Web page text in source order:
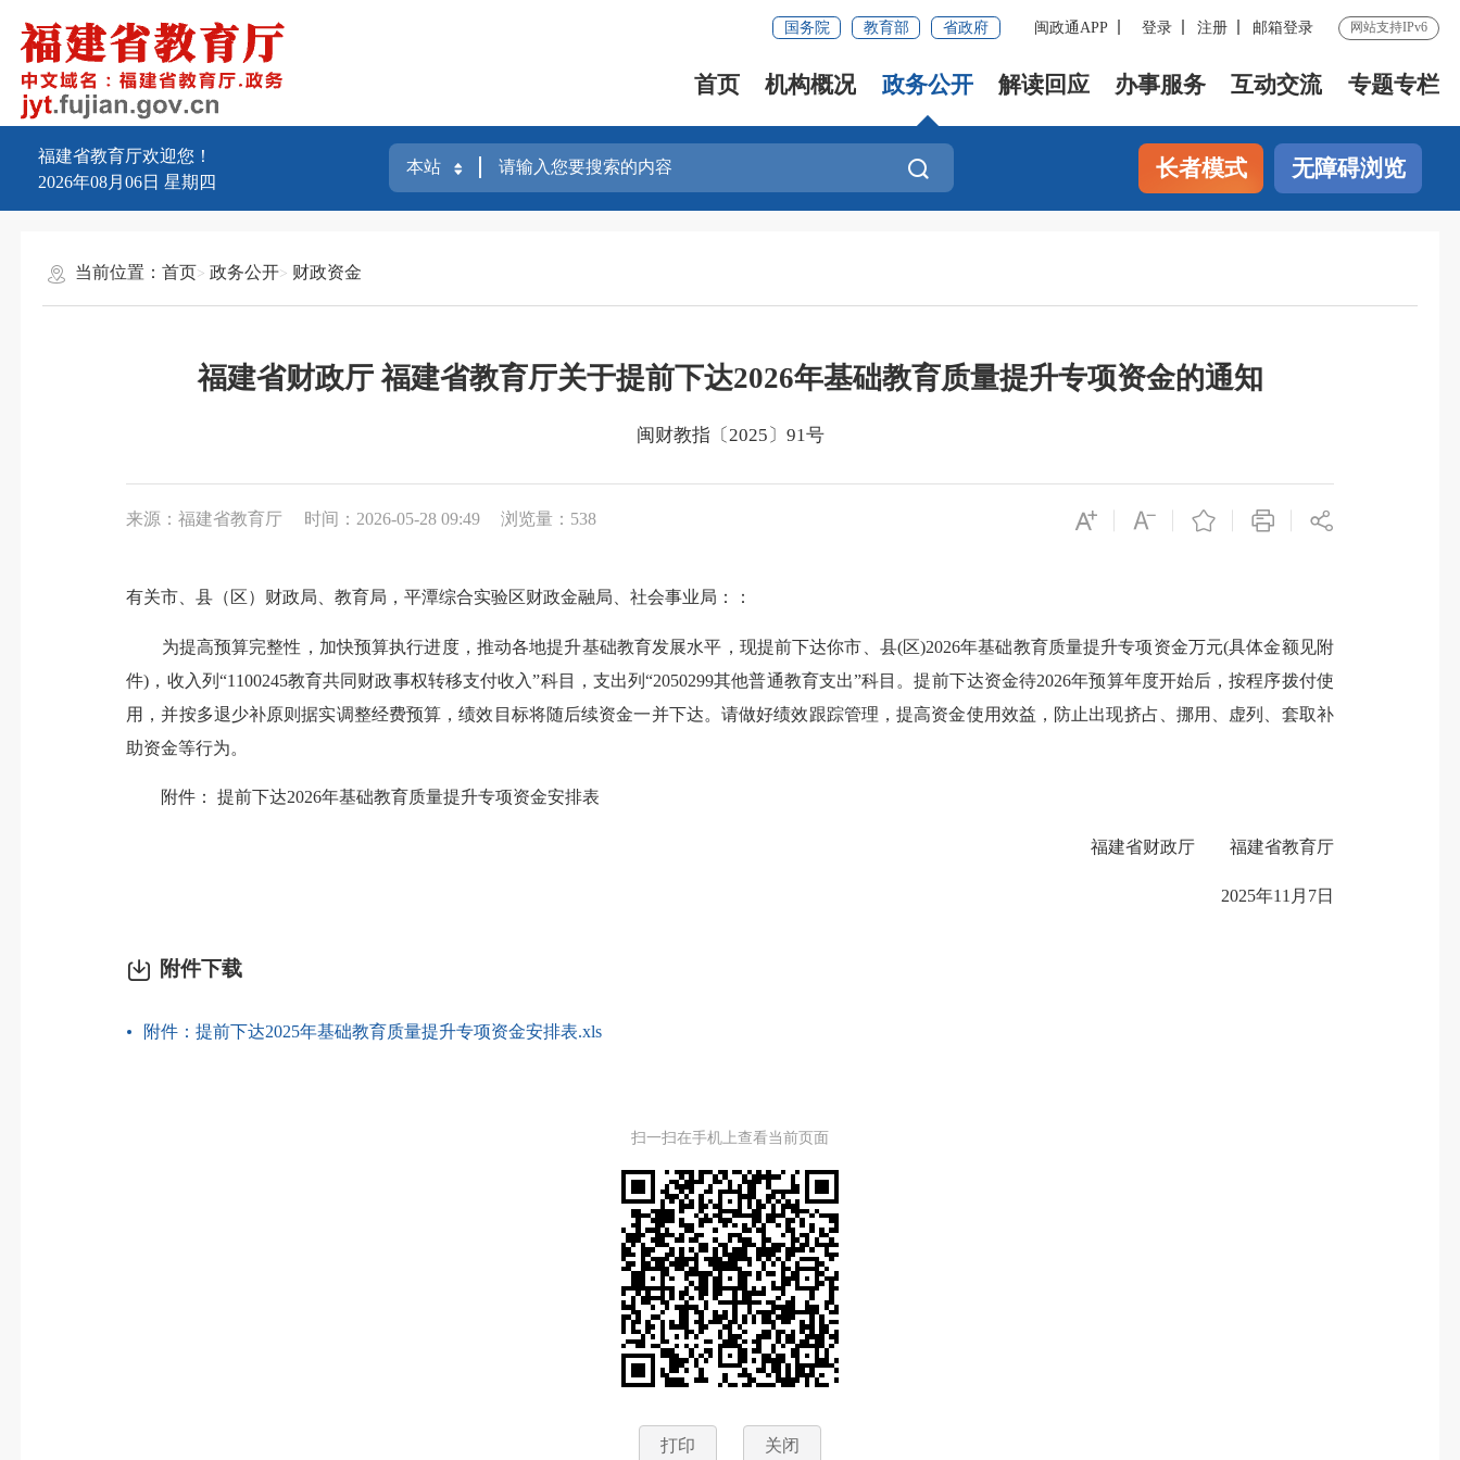
国务院 教育部 省政府 闽政通APP 登录 注册 邮箱登录 网站支持IPv6
首页 机构概况 政务公开 解读回应 办事服务 互动交流 专题专栏
福建省教育厅欢迎您！
2026年08月06日 星期四
长者模式 无障碍浏览
当前位置：首页 政务公开 财政资金
福建省财政厅 福建省教育厅关于提前下达2026年基础教育质量提升专项资金的通知
闽财教指〔2025〕91号
来源：福建省教育厅 时间：2026-05-28 09:49 浏览量：538
有关市、县（区）财政局、教育局，平潭综合实验区财政金融局、社会事业局：：
为提高预算完整性，加快预算执行进度，推动各地提升基础教育发展水平，现提前下达你市、县(区)2026年基础教育质量提升专项资金万元(具体金额见附
件)，收入列“1100245教育共同财政事权转移支付收入”科目，支出列“2050299其他普通教育支出”科目。提前下达资金待2026年预算年度开始后，按程序拨付使
用，并按多退少补原则据实调整经费预算，绩效目标将随后续资金一并下达。请做好绩效跟踪管理，提高资金使用效益，防止出现挤占、挪用、虚列、套取补
助资金等行为。
附件： 提前下达2026年基础教育质量提升专项资金安排表
福建省财政厅 福建省教育厅
2025年11月7日
附件下载
附件：提前下达2025年基础教育质量提升专项资金安排表.xls
扫一扫在手机上查看当前页面
打印 关闭